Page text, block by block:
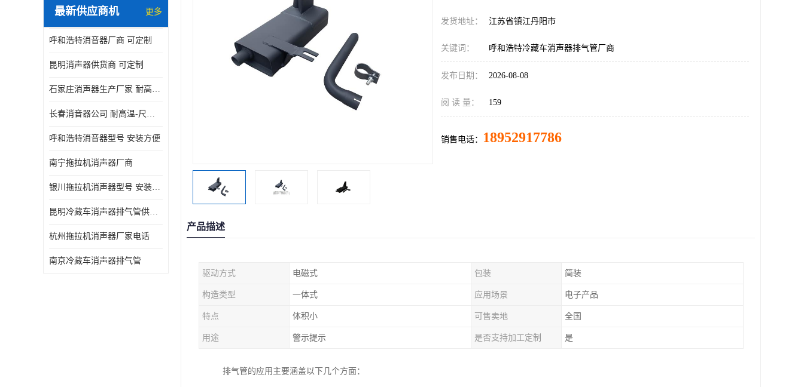
最新供应商机 更多
呼和浩特消音器厂商 可定制
昆明消声器供货商 可定制
石家庄消声器生产厂家 耐高温-尺寸可定制
长春消音器公司 耐高温-尺寸可定制
呼和浩特消音器型号 安装方便
南宁拖拉机消声器厂商
银川拖拉机消声器型号 安装方便
昆明冷藏车消声器排气管供货商 可定制
杭州拖拉机消声器厂家电话
南京冷藏车消声器排气管
发货地址： 江苏省镇江丹阳市
关键词： 呼和浩特冷藏车消声器排气管厂商
发布日期： 2026-08-08
阅 读 量： 159
销售电话： 18952917786
产品描述
驱动方式 电磁式 包装 简装
构造类型 一体式 应用场景 电子产品
特点 体积小 可售卖地 全国
用途 警示提示 是否支持加工定制 是
排气管的应用主要涵盖以下几个方面：